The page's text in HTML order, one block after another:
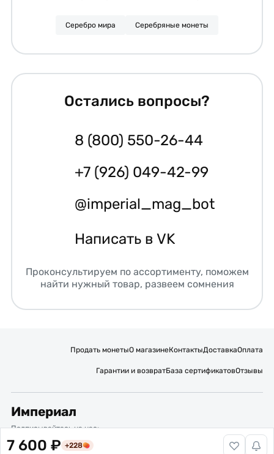
7 600 ₽ +228
Серебро мира Серебряные монеты
Остались вопросы?
8 (800) 550-26-44
+7 (926) 049-42-99
@imperial_mag_bot
Написать в VK
Проконсультируем по ассортименту, поможем
найти нужный товар, развеем сомнения
Продать монетыО магазинеКонтактыДоставкаОплата
Гарантии и возвратБаза сертификатовОтзывы
Империал
Подписывайтесь на нас:
Вакансии